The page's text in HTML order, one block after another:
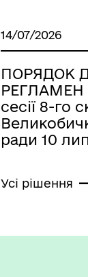
14/07/2026
ПОРЯДОК
РЕГЛАМЕН
сесії 8-го
ради 10
Усі рішення